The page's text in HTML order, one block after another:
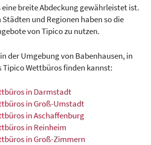
eine breite Abdeckung gewährleistet ist.
und Regionen haben so die
von Tipico zu nutzen.
der Umgebung von Babenhausen, in
Tipico Wettbüros finden kannst:
in Darmstadt
in Groß-Umstadt
in Aschaffenburg
in Reinheim
in Groß-Zimmern